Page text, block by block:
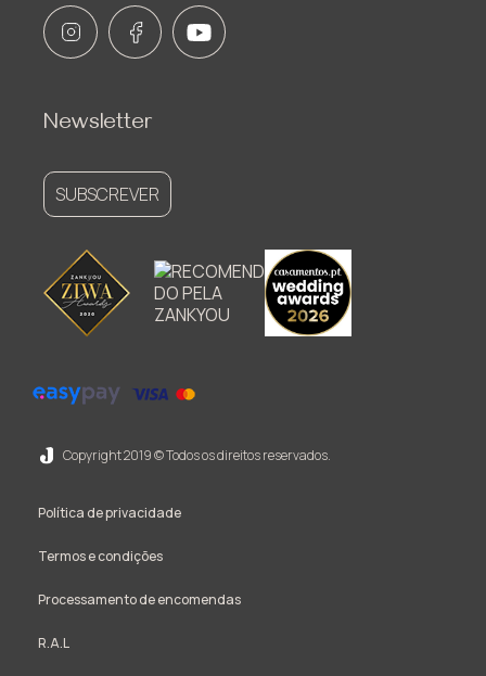
Newsletter
SUBSCREVER
Copyright 2019 © Todos os direitos reservados.
Política de privacidade
Termos e condições
Processamento de encomendas
R.A.L